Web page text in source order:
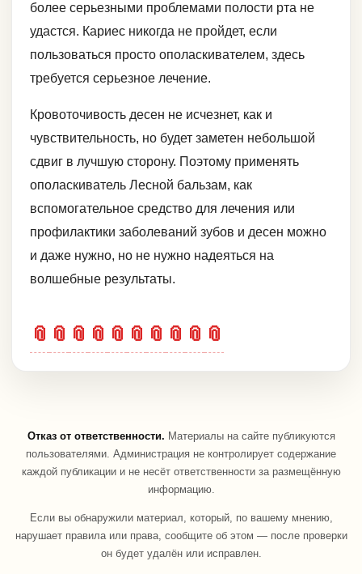
более серьезными проблемами полости рта не
удастся. Кариес никогда не пройдет, если
пользоваться просто ополаскивателем, здесь
требуется серьезное лечение.
Кровоточивость десен не исчезнет, как и
чувствительность, но будет заметен небольшой
сдвиг в лучшую сторону. Поэтому применять
ополаскиватель Лесной бальзам, как
вспомогательное средство для лечения или
профилактики заболеваний зубов и десен можно
и даже нужно, но не нужно надеяться на
волшебные результаты.
📎 📎 📎 📎 📎 📎 📎 📎 📎 📎
Отказ от ответственности. Материалы на сайте публикуются
пользователями. Администрация не контролирует содержание
каждой публикации и не несёт ответственности за размещённую
информацию.
Если вы обнаружили материал, который, по вашему мнению,
нарушает правила или права, сообщите об этом — после проверки
он будет удалён или исправлен.